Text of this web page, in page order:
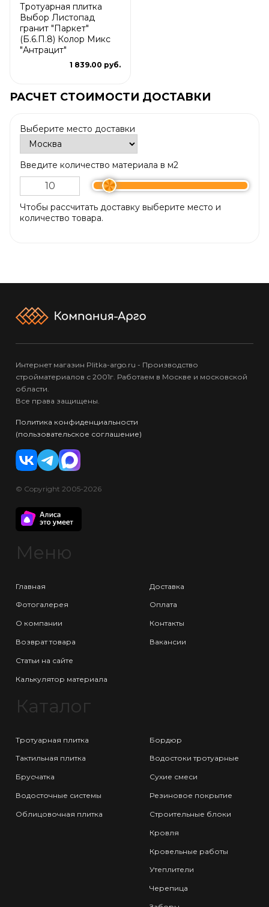
Тротуарная плитка
Выбор Листопад
гранит "Паркет"
(Б.6.П.8) Колор Микс
"Антрацит"
1 839.00 руб.
РАСЧЕТ СТОИМОСТИ ДОСТАВКИ
Выберите место доставки
Введите количество материала в м2
Чтобы рассчитать доставку выберите место и
количество товара.
Интернет магазин Plitka-argo.ru - Производство
стройматериалов с 2001г. Работаем в Москве и московской
области.
Все права защищены.
Политика конфиденциальности
(пользовательское соглашение)
© Copyright 2005-2026
Меню
Главная
Фотогалерея
О компании
Возврат товара
Статьи на сайте
Калькулятор материала
Доставка
Оплата
Контакты
Вакансии
Каталог
Тротуарная плитка
Тактильная плитка
Брусчатка
Водосточные системы
Облицовочная плитка
Бордюр
Водостоки тротуарные
Сухие смеси
Резиновое покрытие
Строительные блоки
Кровля
Кровельные работы
Утеплители
Черепица